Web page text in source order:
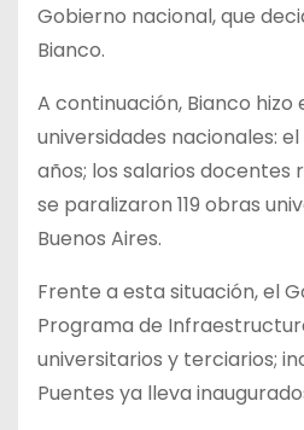
Gobierno nacional, que
Bianco.
A continuación, Bianco
universidades nacionales:
años; los salarios docentes
se paralizaron 119 obras
Buenos Aires.
Frente a esta situación, el
Programa de
universitarios y terciarios;
Puentes ya lleva